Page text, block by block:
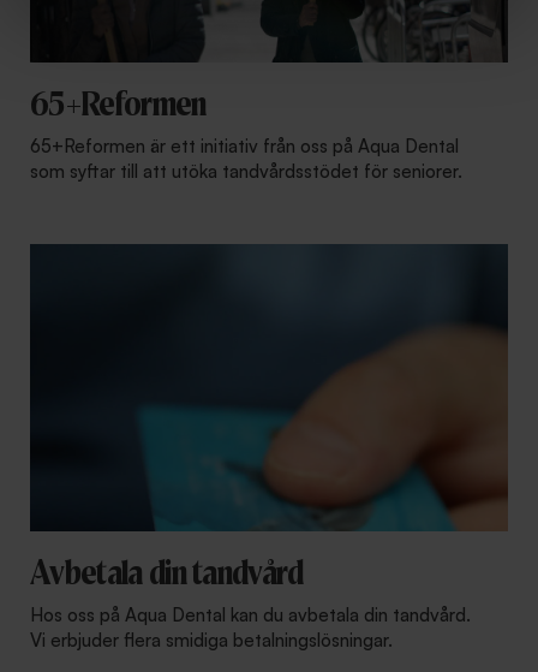
65+Reformen
65+Reformen är ett initiativ från oss på Aqua Dental
som syftar till att utöka tandvårdsstödet för seniorer.
Avbetala din tandvård
Hos oss på Aqua Dental kan du avbetala din tandvård.
Vi erbjuder flera smidiga betalningslösningar.